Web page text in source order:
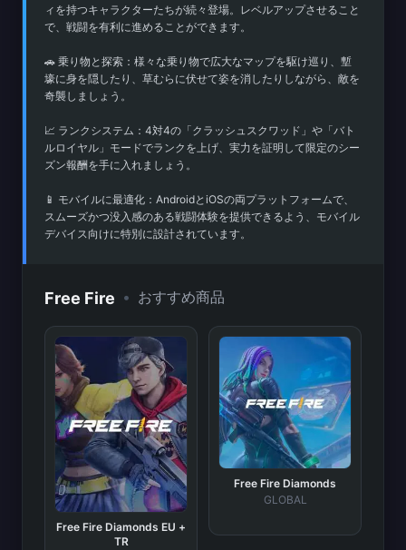
ィを持つキャラクターたちが続々登場。レベルアップさせること
で、戦闘を有利に進めることができます。
🚗 乗り物と探索：様々な乗り物で広大なマップを駆け巡り、塹
壕に身を隠したり、草むらに伏せて姿を消したりしながら、敵を
奇襲しましょう。
📈 ランクシステム：4対4の「クラッシュスクワッド」や「バト
ルロイヤル」モードでランクを上げ、実力を証明して限定のシー
ズン報酬を手に入れましょう。
📱 モバイルに最適化：AndroidとiOSの両プラットフォームで、
スムーズかつ没入感のある戦闘体験を提供できるよう、モバイル
デバイス向けに特別に設計されています。
Free Fire • おすすめ商品
Free Fire Diamonds EU +
TR
Free Fire Diamonds
GLOBAL